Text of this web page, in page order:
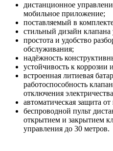
дистанционное
мобильное приложение;
поставляемый в
стильный дизайн клапана
простота и удобство
обслуживания;
надёжность
устойчивость к коррозии
встроенная литиевая
работоспособность
отключения
автоматическая защита
беспроводной пульт
открытием и закрытием
управления до 30 метров.